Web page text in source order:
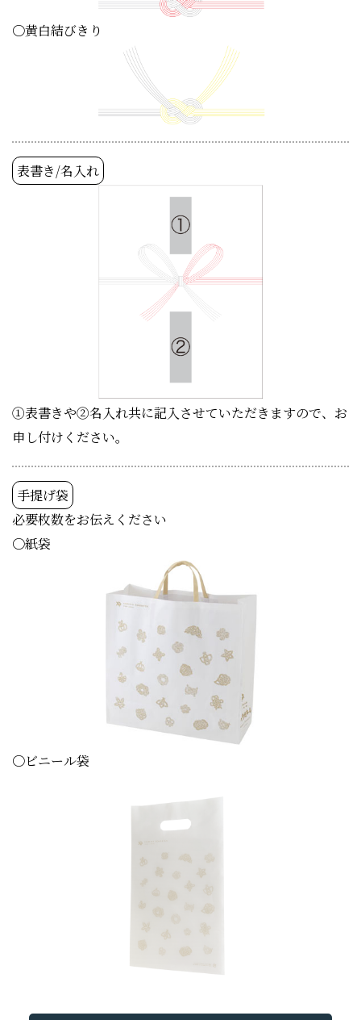
〇黄白結びきり
表書き/名入れ
①表書きや②名入れ共に記入させていただきますので、お
申し付けください。
手提げ袋
必要枚数をお伝えください
〇紙袋
〇ビニール袋